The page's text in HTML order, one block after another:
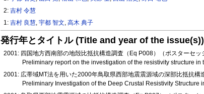
2:吉村 令慧
1:吉村 良慧,宇都 智文,高木 典子
発行年とタイトル (Title and year of the issue(s))
2001: 四国地方西南部の地殻比抵抗構造調査（Eq P008）（ポスターセッ
Preliminary report on the investigation of the resistivity structure
2001: 広帯域MT法を用いた2000年鳥取県西部地震震源域の深部比抵抗構
Preliminary Investigation of the Deep Crustal Resistivity